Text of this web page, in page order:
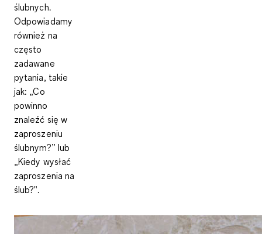
ślubnych.
Odpowiadamy
również na
często
zadawane
pytania, takie
jak: „Co
powinno
znaleźć się w
zaproszeniu
ślubnym?” lub
„Kiedy wysłać
zaproszenia na
ślub?".